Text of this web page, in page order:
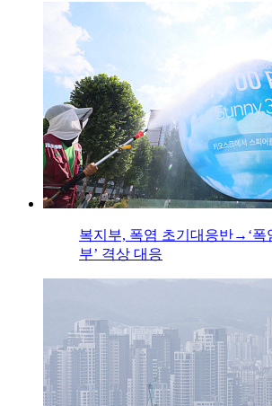
복지부, 폭염 초기대응반→‘폭
부’ 격상 대응